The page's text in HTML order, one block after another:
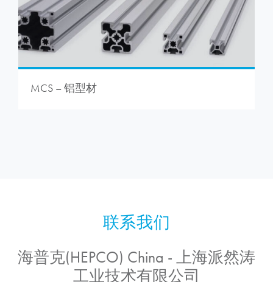
MCS – 铝型材
海普克(HEPCO) China - 上海派然涛
工业技术有限公司